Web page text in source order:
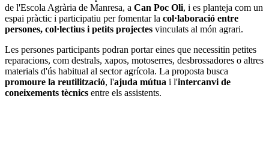
de l'Escola Agrària de Manresa, a Can Poc Oli, i es planteja com un
espai pràctic i participatiu per fomentar la col·laboració entre
persones, col·lectius i petits projectes vinculats al món agrari.
Les persones participants podran portar eines que necessitin petites
reparacions, com destrals, xapos, motoserres, desbrossadores o altres
materials d'ús habitual al sector agrícola. La proposta busca
promoure la reutilització, l'ajuda mútua i l'intercanvi de
coneixements tècnics entre els assistents.